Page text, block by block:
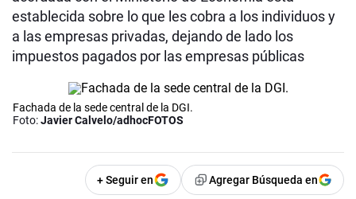
establecida sobre lo que les cobra a los individuos y
a las empresas privadas, dejando de lado los
impuestos pagados por las empresas públicas
Fachada de la sede central de la DGI.
Foto:Javier Calvelo/adhocFOTOS
+ Seguir en Agregar Búsqueda en